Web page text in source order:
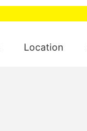
Location